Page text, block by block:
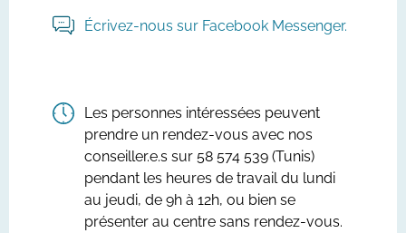
Écrivez-nous sur Facebook Messenger.
Les personnes intéressées peuvent
prendre un rendez-vous avec nos
conseiller.e.s sur 58 574 539 (Tunis)
pendant les heures de travail du lundi
au jeudi, de 9h à 12h, ou bien se
présenter au centre sans rendez-vous.